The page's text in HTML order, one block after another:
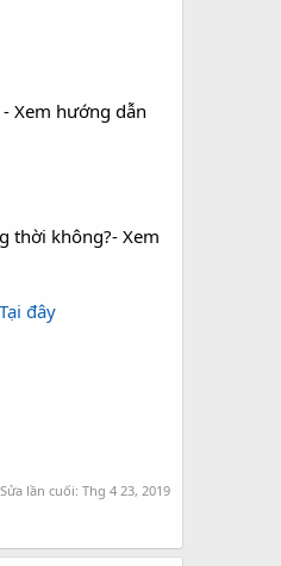
- Xem hướng dẫn
thời không?- Xem
Tại đây
Sửa lần cuối: Thg 4 23, 2019